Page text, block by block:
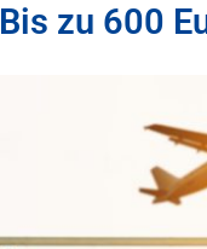
Bis zu 600